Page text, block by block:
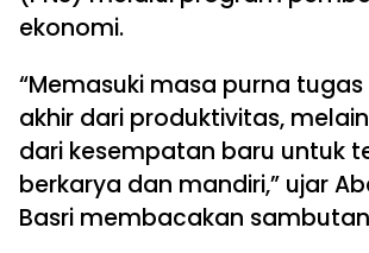
ekonomi.
“Memasuki masa purna
akhir dari produktivitas,
dari kesempatan baru untuk
berkarya dan mandiri,” ujar
Basri membacakan